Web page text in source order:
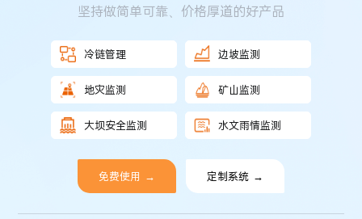
坚持做简单可靠、价格厚道的好产品
冷链管理 边坡监测
地灾监测 矿山监测
大坝安全监测 水文雨情监测
免费使用 → 定制系统 →